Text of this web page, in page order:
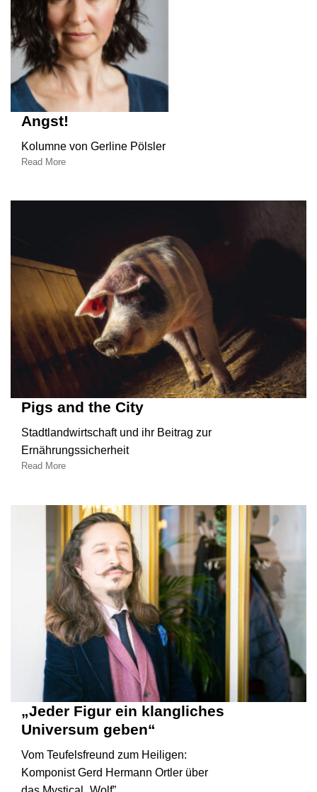
Angst!
Kolumne von Gerline Pölsler
Read More
Pigs and the City
Stadtlandwirtschaft und ihr Beitrag zur
Ernährungssicherheit
Read More
„Jeder Figur ein klangliches
Universum geben“
Vom Teufelsfreund zum Heiligen:
Komponist Gerd Hermann Ortler über